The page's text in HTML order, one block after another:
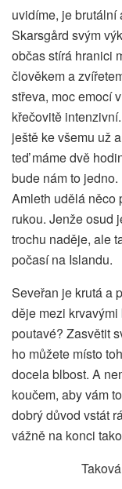
uvidíme, je brutální
Skarsgård svým
občas stírá hranici
člověkem a
střeva, moc emocí
křečovitě
ještě ke všemu už
teď máme dvě
bude nám to
Amleth udělá něco
rukou. Jenže osud
trochu naděje, ale
počasí na Islandu.
Seveřan je krutá a
děje mezi
poutavé? Zasvětit
ho můžete místo
docela blbost. A
koučem, aby vám
dobrý důvod vstát
vážně na konci